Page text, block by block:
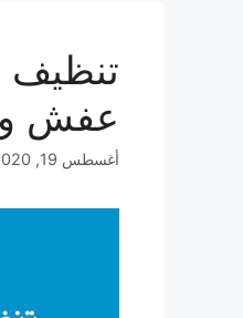
عفش
أغسطس 19, 2020